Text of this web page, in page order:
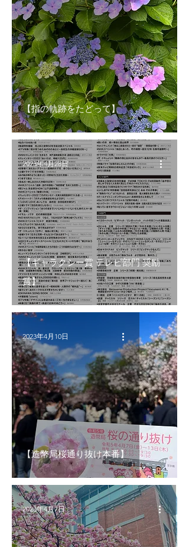
【指の軌跡をたどって】
【ギャラクシー賞 テレビ部門 奨励
賞】
2023年4月28日
【造幣局桜通り抜け本番】
2023年4月10日
2023年4月7日